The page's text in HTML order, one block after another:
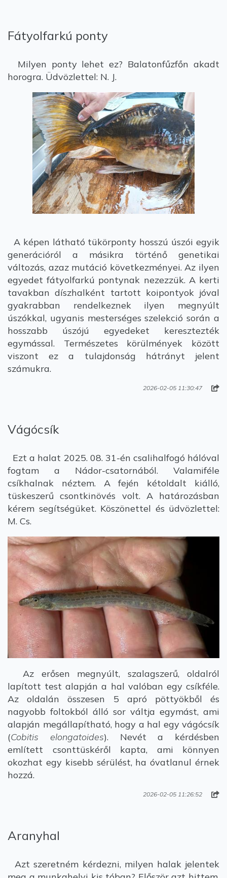
Fátyolfarkú ponty
Milyen ponty lehet ez? Balatonfűzfőn akadt
horogra. Üdvözlettel: N. J.
A képen látható tükörponty hosszú úszói egyik
generációról a másikra történő genetikai
változás, azaz mutáció következményei. Az ilyen
egyedet fátyolfarkú pontynak nezezzük. A kerti
tavakban díszhalként tartott koipontyok jóval
gyakrabban rendelkeznek ilyen megnyúlt
úszókkal, ugyanis mesterséges szelekció során a
hosszabb úszójú egyedeket keresztezték
egymással. Természetes körülmények között
viszont ez a tulajdonság hátrányt jelent
számukra.
2026-02-05 11:30:47
Vágócsík
Ezt a halat 2025. 08. 31-én csalihalfogó hálóval
fogtam a Nádor-csatornából. Valamiféle
csíkhalnak néztem. A fején kétoldalt kiálló,
tüskeszerű csontkinövés volt. A határozásban
kérem segítségüket. Köszönettel és üdvözlettel:
M. Cs.
Az erősen megnyúlt, szalagszerű, oldalról
lapított test alapján a hal valóban egy csíkféle.
Az oldalán összesen 5 apró pöttyökből és
nagyobb foltokból álló sor váltja egymást, ami
alapján megállapítható, hogy a hal egy vágócsík
(Cobitis elongatoides). Nevét a kérdésben
említett csonttüskéről kapta, ami könnyen
okozhat egy kisebb sérülést, ha óvatlanul érnek
hozzá.
2026-02-05 11:26:52
Aranyhal
Azt szeretném kérdezni, milyen halak jelentek